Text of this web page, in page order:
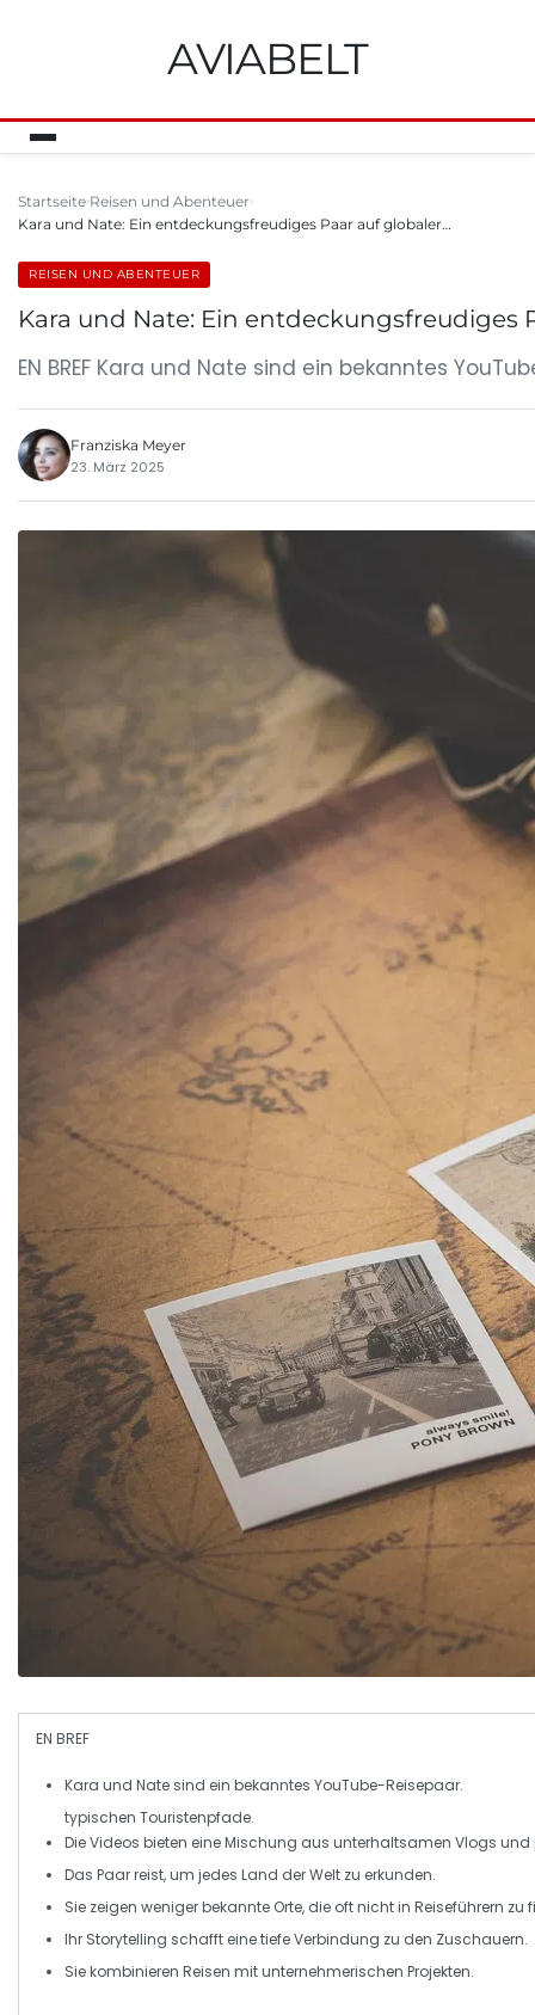
AVIABELT
Startseite Reisen und Abenteuer
Kara und Nate: Ein entdeckungsfreudiges Paar auf globaler…
REISEN UND ABENTEUER
Kara und Nate: Ein entdeckungsfreudiges
EN BREF Kara und Nate sind ein bekanntes
Franziska Meyer
23. März 2025
EN BREF
Kara und Nate sind ein bekanntes YouTube-Reisepaar.
typischen Touristenpfade.
Die Videos bieten eine Mischung aus unterhaltsamen Vlogs und
Das Paar reist, um jedes Land der Welt zu erkunden.
Sie zeigen weniger bekannte Orte, die oft nicht in Reiseführern zu
Ihr Storytelling schafft eine tiefe Verbindung zu den Zuschauern.
Sie kombinieren Reisen mitunternehmerischen Projekten.